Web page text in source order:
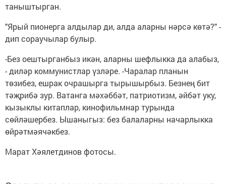
таныштырган.
"Ярый пионерга алдылар ди, алда аларны нәрсә көтә?" -
дип сораучылар булыр.
-Без оештырганбыз икән, аларны шефлыкка да алабыз,
- диләр коммунистлар үзләре. -Чаралар планын
төзибез, ешрак очрашырга тырышырбыз. Безнең бит
тәҗрибә зур. Ватанга мәхәббәт, патриотизм, әйбәт уку,
кызыклы китаплар, кинофильмнар турында
сөйләшербез. Ышаныгыз: без балаларны начарлыкка
өйрәтмәячәкбез.
Марат Хәялетдинов фотосы.